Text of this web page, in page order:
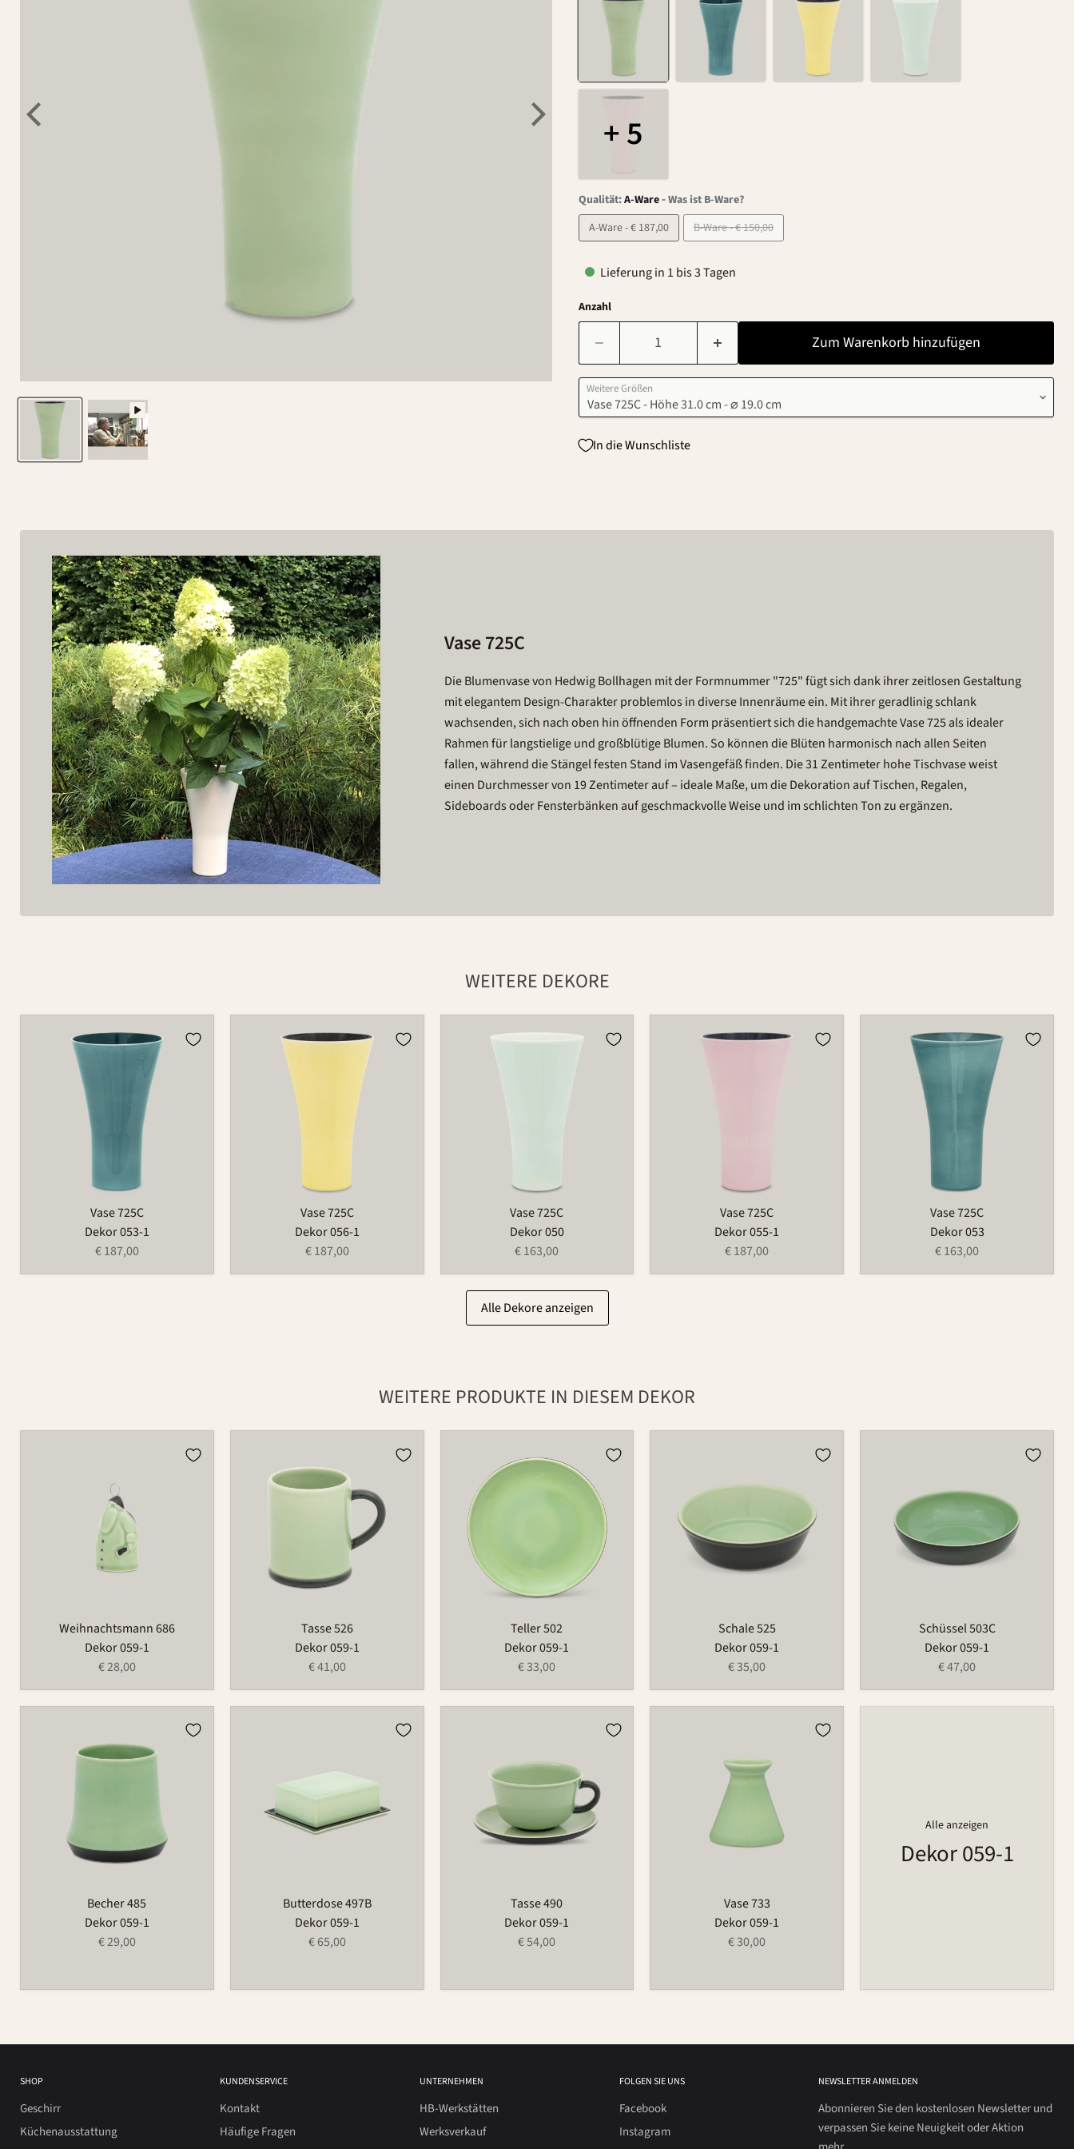
+ 5
Qualität:A-Ware-Was ist B-Ware?
A-Ware - € 187,00
B-Ware - € 150,00
Lieferung in 1 bis 3 Tagen
Anzahl
Zum Warenkorb hinzufügen
Weitere Größen
In die Wunschliste
Vase 725C
Die Blumenvase von Hedwig Bollhagen mit der Formnummer "725" fügt sich dank ihrer zeitlosen Gestaltung
mit elegantem Design-Charakter problemlos in diverse Innenräume ein. Mit ihrer geradlinig schlank
wachsenden, sich nach oben hin öffnenden Form präsentiert sich die handgemachte Vase 725 als idealer
Rahmen für langstielige und großblütige Blumen. So können die Blüten harmonisch nach allen Seiten
fallen, während die Stängel festen Stand im Vasengefäß finden. Die 31 Zentimeter hohe Tischvase weist
einen Durchmesser von 19 Zentimeter auf – ideale Maße, um die Dekoration auf Tischen, Regalen,
Sideboards oder Fensterbänken auf geschmackvolle Weise und im schlichten Ton zu ergänzen.
WEITERE DEKORE
Vase 725C
Dekor 053-1
€ 187,00
Vase 725C
Dekor 056-1
€ 187,00
Vase 725C
Dekor 050
€ 163,00
Vase 725C
Dekor 055-1
€ 187,00
Vase 725C
Dekor 053
€ 163,00
Alle Dekore anzeigen
WEITERE PRODUKTE IN DIESEM DEKOR
Weihnachtsmann 686
Dekor 059-1
€ 28,00
Tasse 526
Dekor 059-1
€ 41,00
Teller 502
Dekor 059-1
€ 33,00
Schale 525
Dekor 059-1
€ 35,00
Schüssel 503C
Dekor 059-1
€ 47,00
Becher 485
Dekor 059-1
€ 29,00
Butterdose 497B
Dekor 059-1
€ 65,00
Tasse 490
Dekor 059-1
€ 54,00
Vase 733
Dekor 059-1
€ 30,00
Alle anzeigen
Dekor 059-1
SHOP
Geschirr
Küchenausstattung
KUNDENSERVICE
Kontakt
Häufige Fragen
UNTERNEHMEN
HB-Werkstätten
Werksverkauf
FOLGEN SIE UNS
Facebook
Instagram
NEWSLETTER ANMELDEN
Abonnieren Sie den kostenlosen Newsletter und
verpassen Sie keine Neuigkeit oder Aktion